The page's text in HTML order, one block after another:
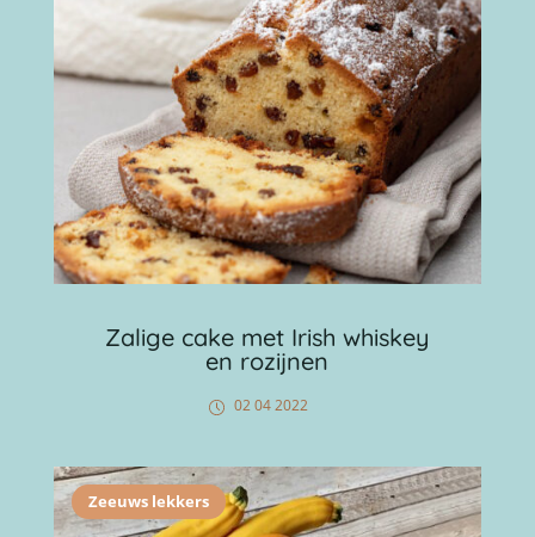
Zalige cake met Irish whiskey
en rozijnen
02 04 2022
Zeeuws lekkers